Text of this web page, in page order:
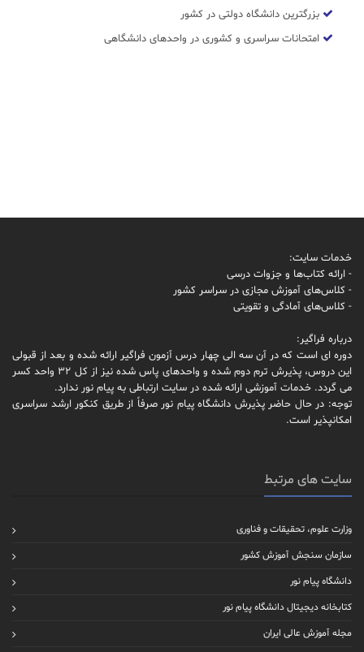
بزرگترین دانشگاه دولتی در کشور
امتحانات سراسری و کشوری در واحدهای دانشگاهی
خدمات سایت:
- ارائه کتاب‌ها و جزوات درسی
- کلاس‌های آموزش مجازی در سراسر کشور
- کلاس‌های آمادگی و تقویتی
درباره فراگیر:
دوره ای است که در آن سه الی چهار درس آزمون فراگیر ارائه شده و بعد از قبولی
این دروس، پذیرش ترم دوم شده و واحدهای پاس شده نیز از کل 32 واحد کسر
می گردد. خدمات آموزشی ارائه شده در سایت ارتباطی به پیام نور ندارد.
توجه: در حال حاضر پذیرش دانشگاه پیام نور صرفاً از طریق کنکور ارشد سراسری
امکانپذیر است.
سایت های مرتبط
وزارت علوم، تحقیقات و فناوری
سازمان سنجش آموزش کشور
دانشگاه پیام نور
کتابخانه دیجیتال دانشگاه پیام نور
مجله آموزش عالی ایران